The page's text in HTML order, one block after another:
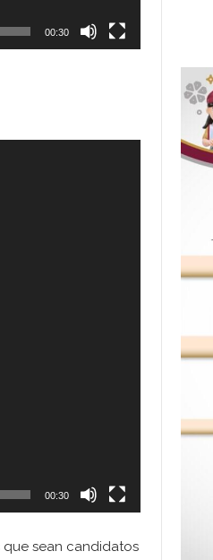
00:30
00:30
sean candidatos